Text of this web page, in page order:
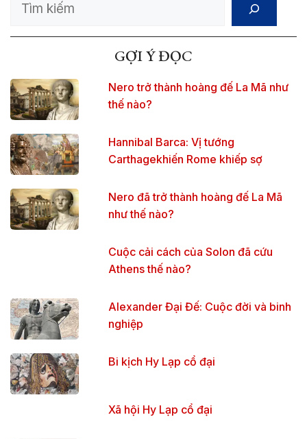
GỢI Ý ĐỌC
Nero trở thành hoàng đế La Mã như
thế nào?
Hannibal Barca: Vị tướng
Carthagekhiến Rome khiếp sợ
Nero đã trở thành hoàng đế La Mã
như thế nào?
Cuộc cải cách của Solon đã cứu
Athens thế nào?
Alexander Đại Đế: Cuộc đời và binh
nghiệp
Bi kịch Hy Lạp cổ đại
Xã hội Hy Lạp cổ đại